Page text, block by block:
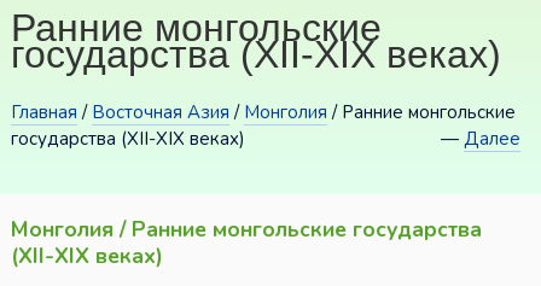
Ранние монгольские
государства (XII-XIX веках)
Главная / Восточная Азия / Монголия / Ранние монгольские
государства (XII-XIX веках)
—Далее
Монголия / Ранние монгольские государства
(XII-XIX веках)